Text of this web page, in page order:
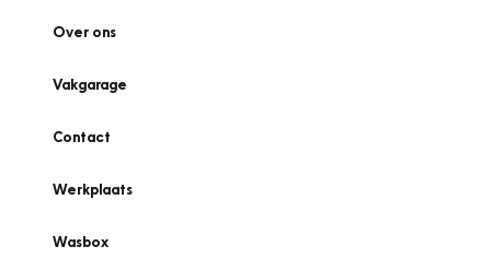
Over ons
Vakgarage
Contact
Werkplaats
Wasbox